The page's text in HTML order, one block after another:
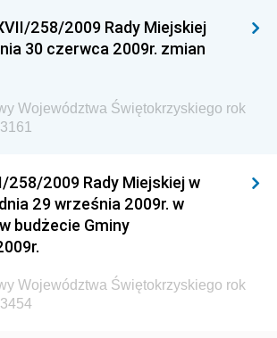
Ministra Pracy i Polityki
Urzędu Lotnictwa Cywilnego
Ministerstwa Hutnictwa i
Ministerstwa Zdrowia i Opieki
Ministerstwa Rolnictwa, Leśnictwa
258/2009 Rady Miejskiej
30 czerwca 2009r. zmian
Województwa Świętokrzyskiego rok
258/2009 Rady Miejskiej w
29 września 2009r. w
budżecie Gminy
Województwa Świętokrzyskiego rok